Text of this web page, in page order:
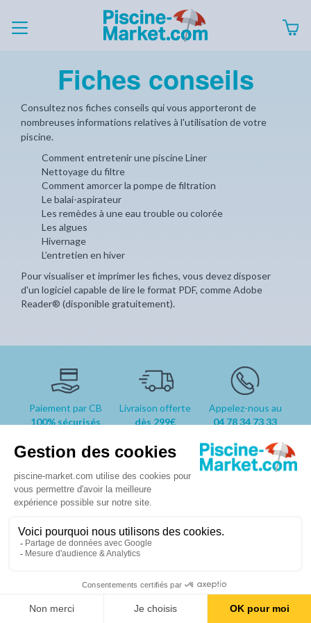
Fiches conseils
Consultez nos fiches conseils qui vous apporteront de
nombreuses informations relatives à l'utilisation de votre
piscine.
Comment entretenir une piscine Liner
Nettoyage du filtre
Comment amorcer la pompe de filtration
Le balai-aspirateur
Les remèdes à une eau trouble ou colorée
Les algues
Hivernage
L’entretien en hiver
Pour visualiser et imprimer les fiches, vous devez disposer
d'un logiciel capable de lire le format PDF, commeAdobe
Reader® (disponible gratuitement).
Paiement par CB
100% sécurisés
Livraison offerte
dès 299€
France
Appelez-nous au
04 78 34 73 33
local
Le spécialiste en pièces détachées